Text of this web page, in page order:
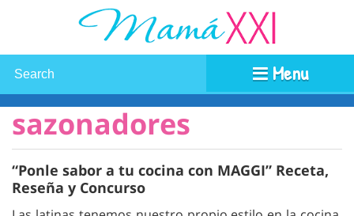
Menu
sazonadores
“Ponle sabor a tu cocina con MAGGI” Receta,
Reseña y Concurso